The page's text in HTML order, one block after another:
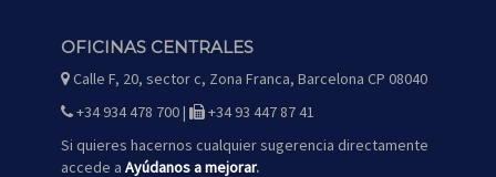
OFICINAS CENTRALES
icono
mapa
Calle F, 20, sector c, Zona Franca, Barcelona CP 08040
icono
teléfono
+34 934 478 700 |
icono
fax
+34 93 447 87 41
Si quieres hacernos cualquier sugerencia directamente
accede a Ayúdanos a mejorar.